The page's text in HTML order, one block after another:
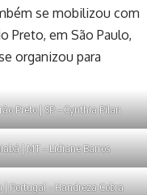
se mobilizou com
Preto, em São Paulo,
organizou para
Preto | SP – Cynthia Pilan
| MT – Lidiane Barros
| Portugal – Handreza Cobra